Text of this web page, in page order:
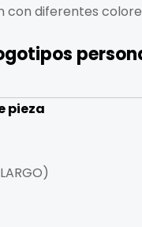
con diferentes
pieza